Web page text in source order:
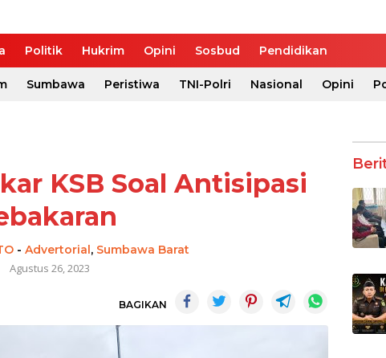
Politik Hukrim Opini Sosbud Pendidikan
Sumbawa Peristiwa TNI-Polri Nasional Opini
KSB Soal Antisipasi
- Advertorial, Sumbawa Barat
Agustus 26, 2023
BAGIKAN